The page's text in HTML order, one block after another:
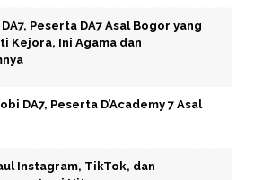
Peserta DA7 Asal Bogor yang
Kejora, Ini Agama dan
DA7, Peserta D’Academy 7 Asal
Instagram, TikTok, dan